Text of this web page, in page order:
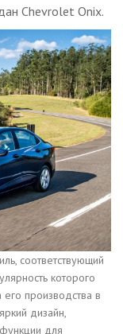
Chevrolet Onix.
соответствующий
которого
производства в
дизайн,
для